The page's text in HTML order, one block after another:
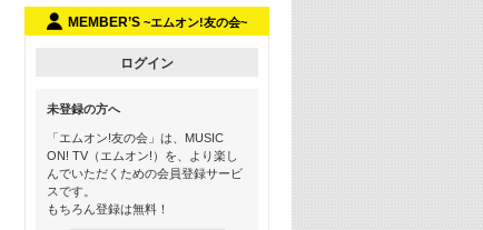
M-ON! カラオケカウントダウン 50
Official髭男dism特集
よりぬき! この夏聴きたい! サマーソン
グメドレー【歌詞入り】
21:00
季節を感じよう! シーズンソング特集
-8月編-【歌詞入り】
MEMBER’S ~エムオン!友の会~
ログイン
未登録の方へ
「エムオン!友の会」は、MUSIC
ON! TV（エムオン!）を、より楽し
んでいただくための会員登録サービ
スです。
もちろん登録は無料！